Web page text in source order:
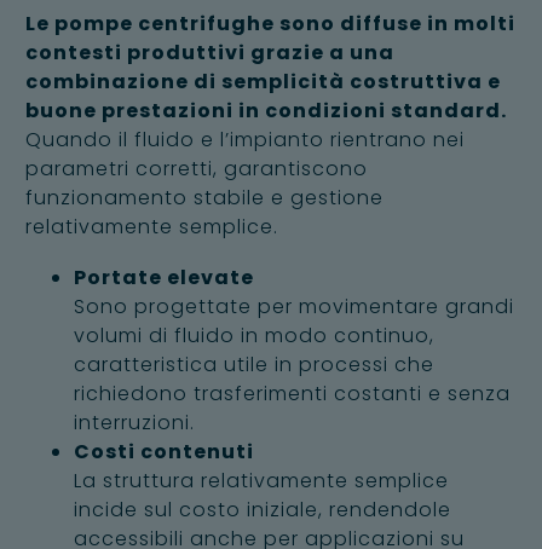
Le pompe centrifughe sono diffuse in molti
contesti produttivi grazie a una
combinazione di semplicità costruttiva e
buone prestazioni in condizioni standard.
Quando il fluido e l’impianto rientrano nei
parametri corretti, garantiscono
funzionamento stabile e gestione
relativamente semplice.
Portate elevate
Sono progettate per movimentare grandi
volumi di fluido in modo continuo,
caratteristica utile in processi che
richiedono trasferimenti costanti e senza
interruzioni.
Costi contenuti
La struttura relativamente semplice
incide sul costo iniziale, rendendole
accessibili anche per applicazioni su